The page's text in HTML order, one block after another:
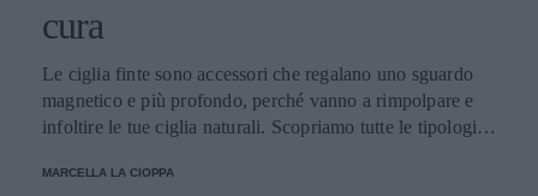
cura
Le ciglia finte sono accessori che regalano uno sguardo
magnetico e più profondo, perché vanno a rimpolpare e
infoltire le tue ciglia naturali. Scopriamo tutte le tipologie,
MARCELLA LA CIOPPA